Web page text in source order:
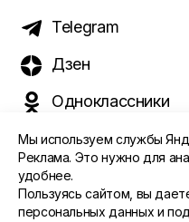
Telegram
Дзен
Одноклассники
©️ 2015 - 2026 Интернет-
защищены
Мы используем службы
Реклама. Это нужно для
удобнее.
Пользуясь сайтом, вы
персональных данных и